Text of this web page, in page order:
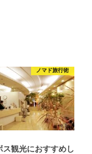
ノマド旅行術
ス観光におすすめし